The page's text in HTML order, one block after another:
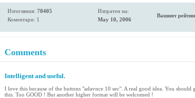
Изтегляния: 78405
Коментари: 1
Изпратен на:
May 10, 2006
Вашият
Comments
Intelligent and useful.
I love this because of the buttons "adavnce 10 sec". A real good idea. You
this. Too GOOD ! But another higher format will be welcomed !